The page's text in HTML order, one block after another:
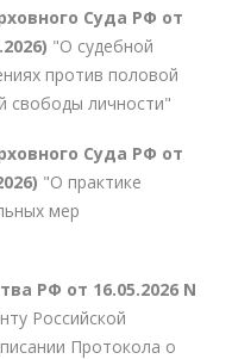
Суда РФ от
"О судебной
против половой
свободы личности"
Суда РФ от
"О практике
мер
РФ от 16.05.2026 N
Российской
Протокола о